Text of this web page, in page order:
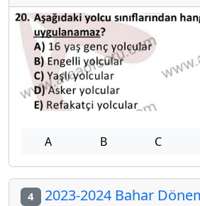
A B C
4 2023-2024 Bahar